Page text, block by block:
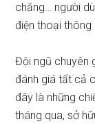
chăng… người
điện thoại thông
Đội ngũ chuyên
đánh giá tất cả
đây là những
tháng qua, sở